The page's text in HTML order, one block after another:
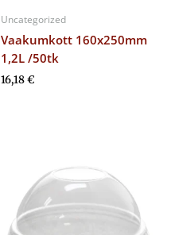
Uncategorized
Vaakumkott 160x250mm
1,2L /50tk
16,18€